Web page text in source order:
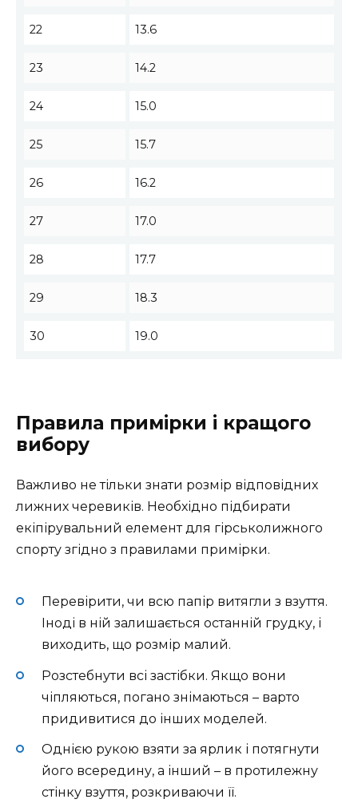
22 13.6
23 14.2
24 15.0
25 15.7
26 16.2
27 17.0
28 17.7
29 18.3
30 19.0
Правила примірки і кращого
вибору
Важливо не тільки знати розмір відповідних
лижних черевиків. Необхідно підбирати
екіпірувальний елемент для гірськолижного
спорту згідно з правилами примірки.
Перевірити, чи всю папір витягли з взуття.
Іноді в ній залишається останній грудку, і
виходить, що розмір малий.
Розстебнути всі застібки. Якщо вони
чіпляються, погано знімаються – варто
придивитися до інших моделей.
Однією рукою взяти за ярлик і потягнути
його всередину, а інший – в протилежну
стінку взуття, розкриваючи її.